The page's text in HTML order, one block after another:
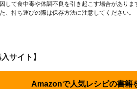
して食中毒や体調不良を引き起こす場合があり
、持ち運びの際は保存方法に注意してください。
サイト】
Amazonで人気レシピの書籍